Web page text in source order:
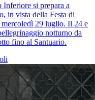
si prepara a
in vista della Festa di
29 luglio. Il 24 e
notturno da
fino al Santuario.